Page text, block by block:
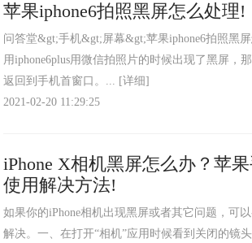
苹果iphone6拍照黑屏怎么处理!
问答堂&gt;手机&gt;屏幕&gt;苹果iphone6拍照黑
用iphone6plus用微信拍照片的时候出现了黑屏，
返回到手机首窗口。... [详细]
2021-02-20 11:29:25
iPhone X相机黑屏怎么办？苹
使用解决方法!
如果你的iPhone相机出现黑屏或者其它问题，可
解决。一、在打开“相机”应用时候看到关闭的镜